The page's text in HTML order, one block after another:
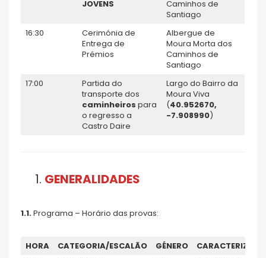
JOVENS
Caminhos de
Santiago
16:30
Cerimónia de
Entrega de
Prémios
Albergue de
Moura Morta dos
Caminhos de
Santiago
17:00
Partida do
transporte dos
caminheiros para
o regresso a
Castro Daire
Largo do Bairro da
Moura Viva
(40.952670,
-7.908990)
GENERALIDADES
1.1.Programa – Horário das provas:
HORA CATEGORIA/ESCALÃO GÉNERO